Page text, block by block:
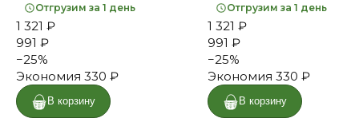
Отгрузим за 1 день
1 321 ₽
991 ₽
−25%
Экономия 330 ₽
В корзину
Отгрузим за 1 день
1 321 ₽
991 ₽
−25%
Экономия 330 ₽
В корзину